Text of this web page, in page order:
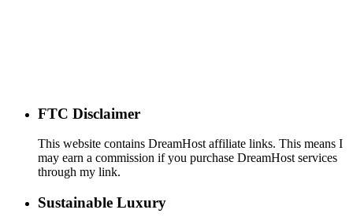
FTC Disclaimer
This website contains DreamHost affiliate links. This means I
may earn a commission if you purchase DreamHost services
through my link.
Sustainable Luxury